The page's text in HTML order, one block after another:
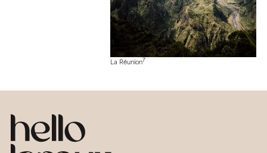
La Réunion7